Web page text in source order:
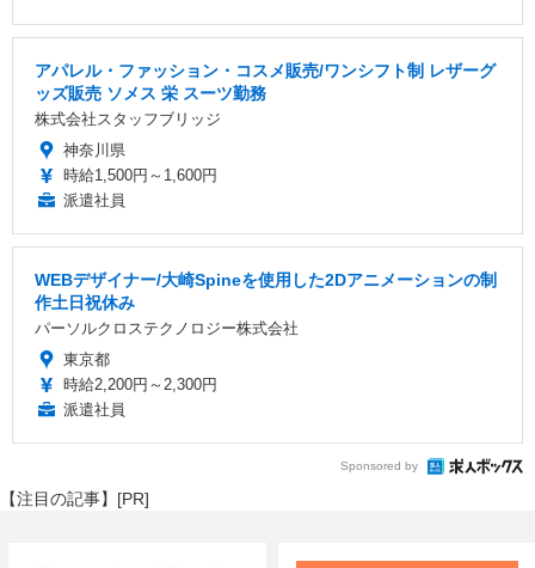
アパレル・ファッション・コスメ販売/ワンシフト制 レザーグ
ッズ販売 ソメス 栄 スーツ勤務
株式会社スタッフブリッジ
神奈川県
時給1,500円～1,600円
派遣社員
WEBデザイナー/大崎Spineを使用した2Dアニメーションの制
作土日祝休み
パーソルクロステクノロジー株式会社
東京都
時給2,200円～2,300円
派遣社員
Sponsored by
【注目の記事】[PR]